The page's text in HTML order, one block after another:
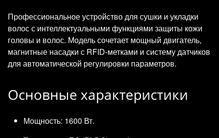
Профессиональное устройство для сушки и укладки
волос с интеллектуальными функциями защиты кожи
головы и волос. Модель сочетает мощный двигатель,
магнитные насадки с RFID-метками и систему датчиков
для автоматической регулировки параметров.
Основные характеристики
Мощность: 1600 Вт.